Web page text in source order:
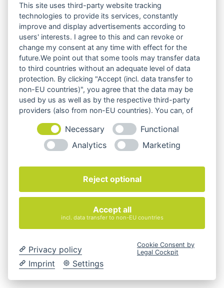
244,89 €
exkl. MwSt.
zzgl. Versandkosten
Silent Express Tischpaneel
250,60
€
exkl. 19 % MwSt.
zzgl.
Versandkosten
Cobogo
Versandkosten
ScreenIT A30 Tischpaneel
This site uses third-party website tracking
technologies to provide its services, constantly
improve and display advertisements according to
users' interests. I agree to this and can revoke or
change my consent at any time with effect for the
future.We point out that some tools may transfer data
to third countries without an adequate level of data
protection. By clicking "Accept (incl. data transfer to
non-EU countries)", you agree that the data may be
used by us as well as by the respective third-party
providers (also from non-EU countries). You can, of
Necessary
Functional
Analytics
Marketing
Reject optional
Accept all
incl. data transfer to non-EU countries
Privacy policy
Imprint
Settings
Cookie Consent by
Legal Cockpit